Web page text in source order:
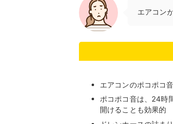
エアコン
エアコンのポコポコ
ポコポコ音は、24時
開けることも効果的